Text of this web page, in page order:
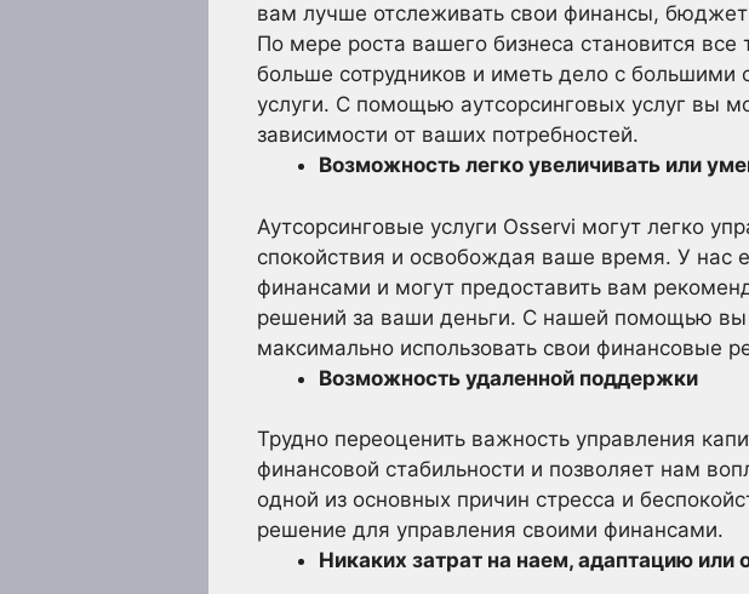
вам лучше отслеживать свои финансы,
По мере роста вашего бизнеса становится
больше сотрудников и иметь дело с
услуги. С помощью аутсорсинговых услуг вы
зависимости от ваших потребностей.
Возможность легко увеличивать или
Аутсорсинговые услуги Osservi могут легко
спокойствия и освобождая ваше время. У нас
финансами и могут предоставить вам
решений за ваши деньги. С нашей помощью вы
максимально использовать свои финансовые
Возможность удаленной поддержки
Трудно переоценить важность управления
финансовой стабильности и позволяет нам
одной из основных причин стресса и
решение для управления своими финансами.
Никаких затрат на наем, адаптацию или